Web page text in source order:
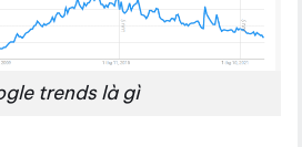
trends là gì